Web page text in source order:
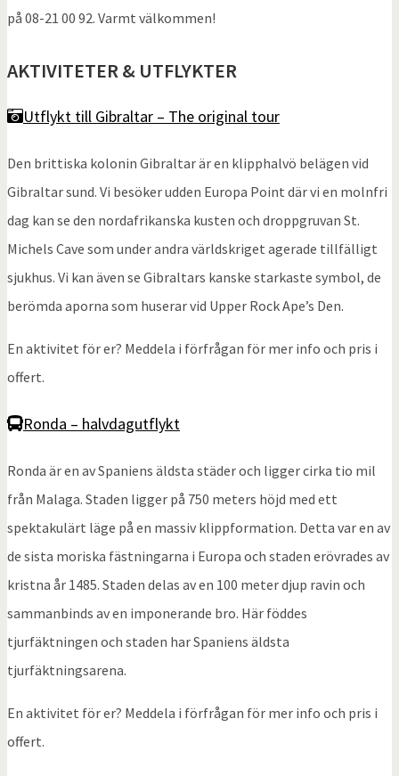
på 08-21 00 92. Varmt välkommen!
AKTIVITETER & UTFLYKTER
Utflykt till Gibraltar – The original tour
Den brittiska kolonin Gibraltar är en klipphalvö belägen vid
Gibraltar sund. Vi besöker udden Europa Point där vi en molnfri
dag kan se den nordafrikanska kusten och droppgruvan St.
Michels Cave som under andra världskriget agerade tillfälligt
sjukhus. Vi kan även se Gibraltars kanske starkaste symbol, de
berömda aporna som huserar vid Upper Rock Ape’s Den.
En aktivitet för er? Meddela i förfrågan för mer info och pris i
offert.
Ronda – halvdagutflykt
Ronda är en av Spaniens äldsta städer och ligger cirka tio mil
från Malaga. Staden ligger på 750 meters höjd med ett
spektakulärt läge på en massiv klippformation. Detta var en av
de sista moriska fästningarna i Europa och staden erövrades av
kristna år 1485. Staden delas av en 100 meter djup ravin och
sammanbinds av en imponerande bro. Här föddes
tjurfäktningen och staden har Spaniens äldsta
tjurfäktningsarena.
En aktivitet för er? Meddela i förfrågan för mer info och pris i
offert.